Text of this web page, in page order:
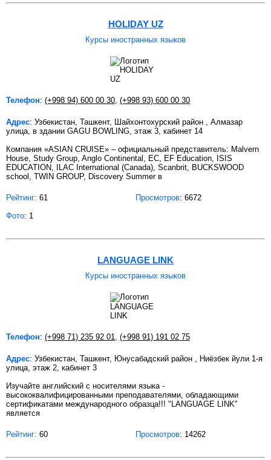
HOLIDAY UZ
Курсы иностранных языков
Телефон: (+998 94) 600 00 30 (+998 93) 600 00 30
Адрес: Узбекистан, Ташкент, Шайхонтохурский район , Алмазар
улица, в здании GAGU BOWLING, этаж 3, кабинет 14
Компания «ASIAN CRUISE» – официальный представитель: Malvern
House, Study Group, Anglo Continental, EC, EF Education, ISIS
EDUCATION, ILAC International (Canada), Scanbrit, BUCKSWOOD
school, TWIN GROUP, Discovery Summer в
Рейтинг: 61 Просмотров: 6672
Фото: 1
LANGUAGE LINK
Курсы иностранных языков
Телефон: (+998 71) 235 92 01 (+998 91) 191 02 75
Адрес: Узбекистан, Ташкент, Юнусабадский район , Ниёзбек йули 1-я
улица, этаж 2, кабинет 3
Изучайте английский с носителями языка -
высококвалифицированными преподавателями, обладающими
сертификатами международного образца!!! "LANGUAGE LINK"
является
Рейтинг: 60 Просмотров: 14262